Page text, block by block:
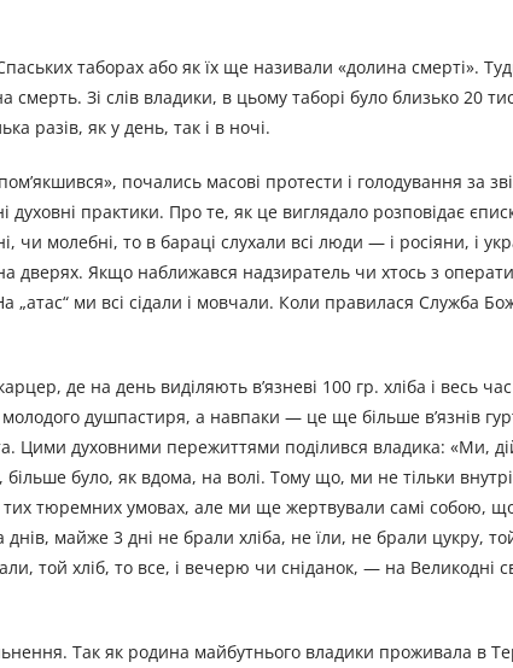
таборах або як їх ще називали «долина смерті».
Зі слів владики, в цьому таборі було близько 20 тис.
разів, як у день, так і в ночі.
почались масові протести і голодування за
духовні практики. Про те, як це виглядало розповідає
молебні, то в бараці слухали всі люди — і росіяни, і
дверях. Якщо наближався надзиратель чи хтось з
„атас“ ми всі сідали і мовчали. Коли правилася Служба
де на день виділяють в’язневі 100 гр. хліба і весь
душпастиря, а навпаки — це ще більше в’язнів
Цими духовними пережиттями поділився владика: «Ми,
було, як вдома, на волі. Тому що, ми не тільки
тих тюремних умовах, але ми ще жертвували самі собою,
майже 3 дні не брали хліба, не їли, не брали цукру,
той хліб, то все, і вечерю чи сніданок, — на Великодні
Так як родина майбутнього владики проживала в